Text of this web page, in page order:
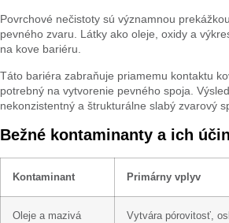
Povrchové nečistoty sú významnou
pevného zvaru. Látky ako oleje, oxidy a
na kove bariéru.
Táto bariéra zabraňuje priamemu kontaktu
potrebný na vytvorenie pevného spoja.
nekonzistentný a štrukturálne slabý zvarový
Bežné kontaminanty a ich
Kontaminant Primárny vplyv
Oleje a mazivá Vytvára pórovitosť,